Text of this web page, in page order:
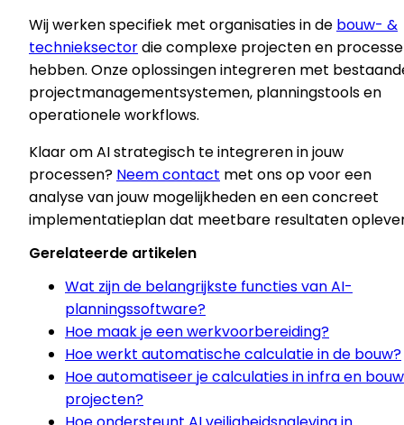
Wij werken specifiek met organisaties in de bouw- &
technieksectordie complexe projecten en
hebben. Onze oplossingen integreren met
projectmanagementsystemen, planningstools en
operationele workflows.
Klaar om AI strategisch te integreren in jouw
processen? Neem contact met ons op voor een
analyse van jouw mogelijkheden en een concreet
implementatieplan dat meetbare resultaten
Gerelateerde artikelen
Wat zijn de belangrijkste functies van AI-
planningssoftware?
Hoe maak je een werkvoorbereiding?
Hoe werkt automatische calculatie in de bouw?
Hoe automatiseer je calculaties in infra en bouw
projecten?